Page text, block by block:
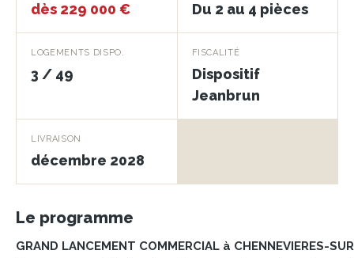
CHENNEVIERES-SUR-MARNE · 94430
dès 229 000 € Du 2 au 4 pièces
LOGEMENTS DISPO.
3 / 49
FISCALITÉ
Dispositif
Jeanbrun
LIVRAISON
décembre 2028
Le programme
GRAND LANCEMENT COMMERCIAL à CHENNEVIERES-